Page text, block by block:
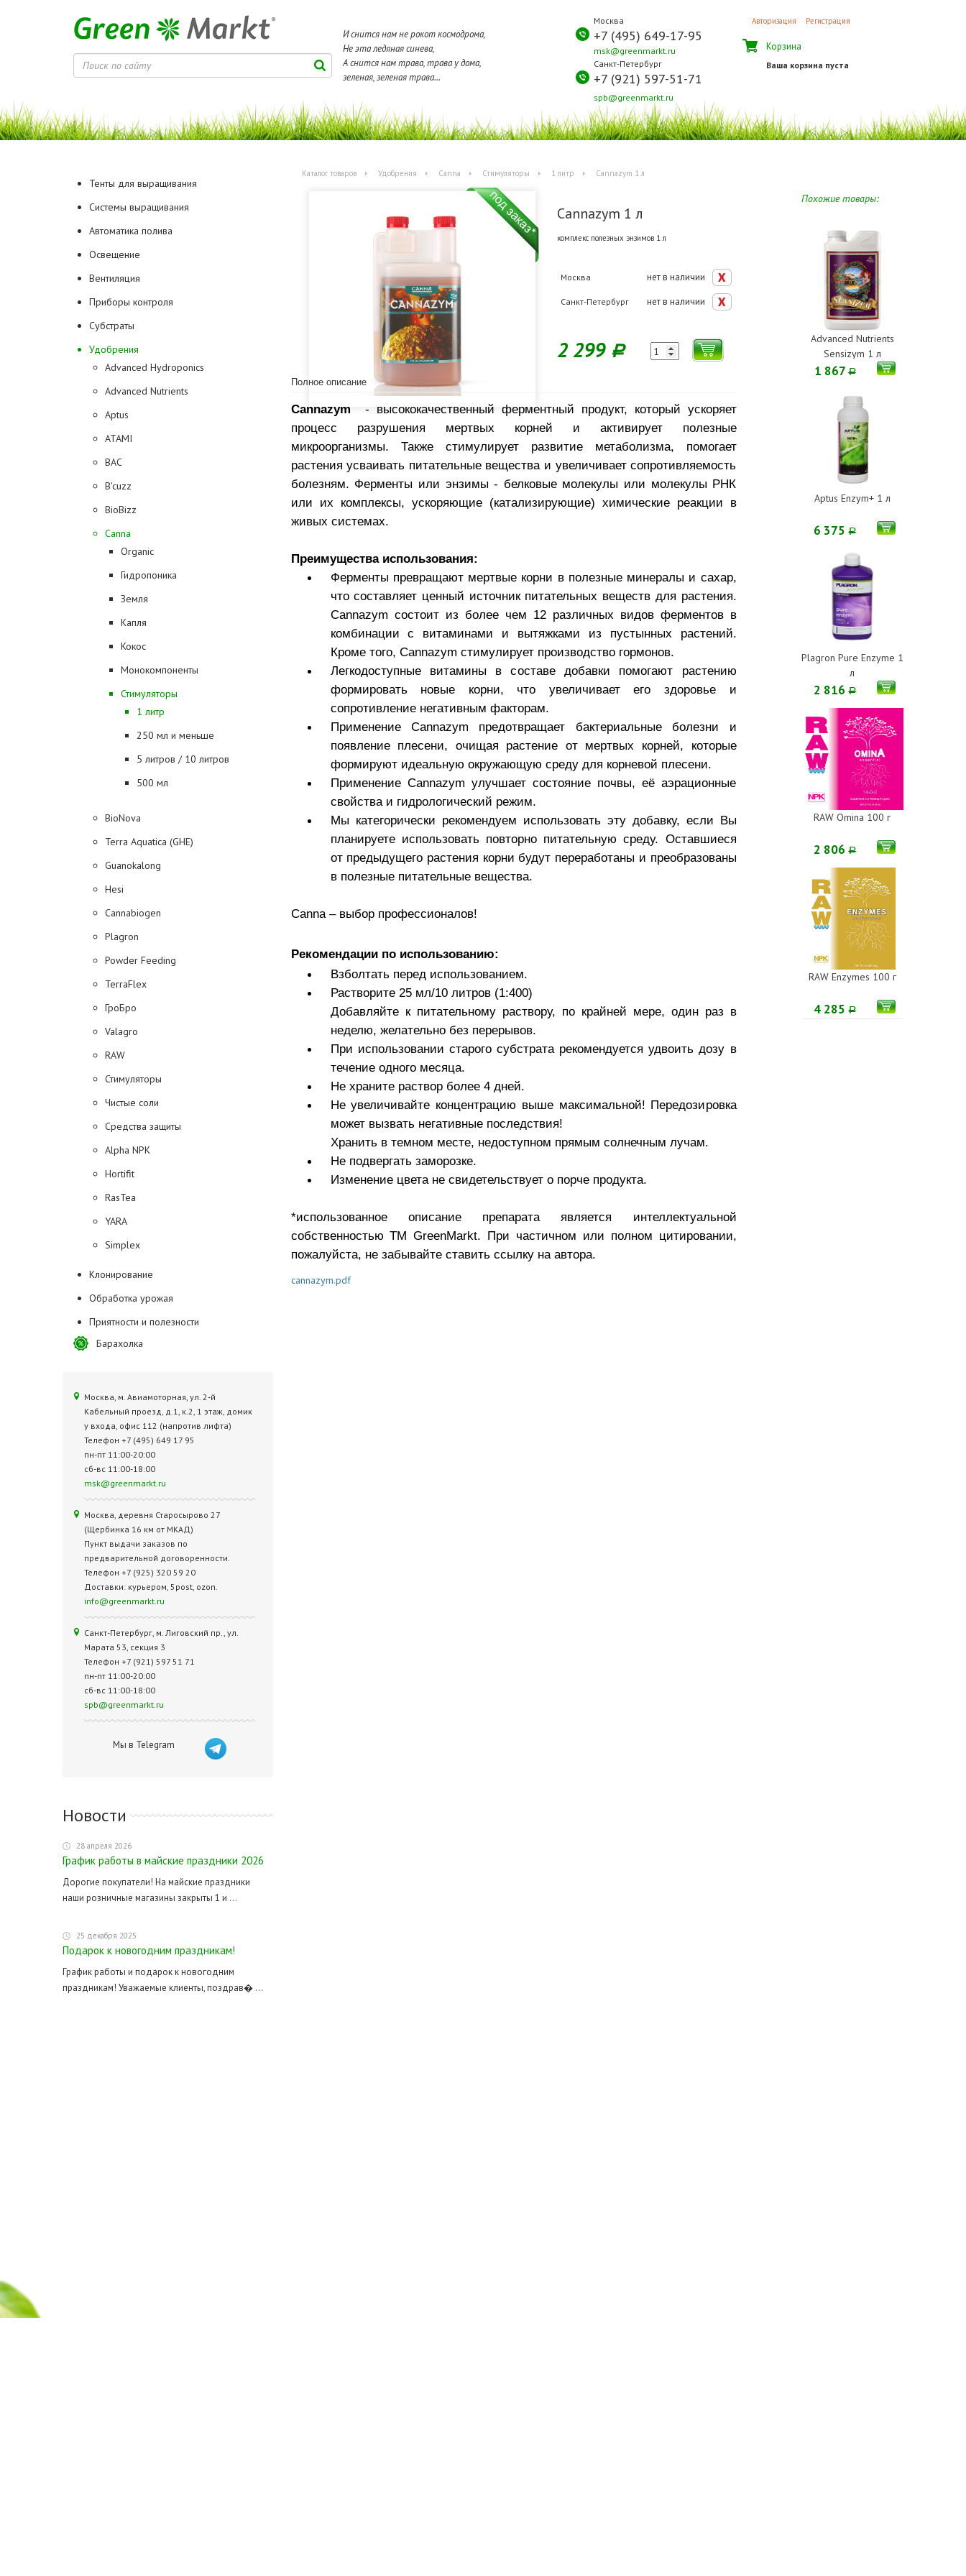
И снится нам не рокот космодрома,
Не эта ледяная синева,
А снится нам трава, трава у дома,
зеленая, зеленая трава...
Москва
+7 (495) 649-17-95
msk@greenmarkt.ru
Санкт-Петербург
+7 (921) 597-51-71
spb@greenmarkt.ru
Авторизация Регистрация
Корзина
Ваша корзина пуста
Тенты для выращивания
Системы выращивания
Автоматика полива
Освещение
Вентиляция
Приборы контроля
Субстраты
Удобрения
Advanced Hydroponics
Advanced Nutrients
Aptus
ATAMI
BAC
B'cuzz
BioBizz
Canna
Organic
Гидропоника
Земля
Капля
Кокос
Монокомпоненты
Стимуляторы
1 литр
250 мл и меньше
5 литров / 10 литров
500 мл
BioNova
Terra Aquatica (GHE)
Guanokalong
Hesi
Cannabiogen
Plagron
Powder Feeding
TerraFlex
ГроБро
Valagro
RAW
Стимуляторы
Чистые соли
Средства защиты
Alpha NPK
Hortifit
RasTea
YARA
Simplex
Клонирование
Обработка урожая
Приятности и полезности
Барахолка
Москва, м. Авиамоторная, ул. 2‑й
Кабельный проезд, д.1, к.2, 1 этаж, домик
у входа, офис 112 (напротив лифта)
Телефон +7 (495) 649 17 95
пн-пт 11:00-20:00
сб-вс 11:00-18:00
msk@greenmarkt.ru
Москва, деревня Старосырово 27
(Щербинка 16 км от МКАД)
Пункт выдачи заказов по
предварительной договоренности.
Телефон +7 (925) 320 59 20
Доставки: курьером, 5post, ozon.
info@greenmarkt.ru
Санкт-Петербург, м. Лиговский пр., ул.
Марата 53, секция 3
Телефон +7 (921) 597 51 71
пн-пт 11:00-20:00
сб-вс 11:00-18:00
spb@greenmarkt.ru
Мы в Telegram
Новости
28 апреля 2026
График работы в майские праздники 2026
Дорогие покупатели! На майские праздники
наши розничные магазины закрыты 1 и ...
25 декабря 2025
Подарок к новогодним праздникам!
График работы и подарок к новогодним
праздникам! Уважаемые клиенты, поздрав� ...
Каталог товаров Удобрения Canna Стимуляторы 1 литр Cannazym 1 л
Cannazym 1 л
комплекс полезных энзимов 1 л
Москва нет в наличии
Санкт-Петербург нет в наличии
2 299 Р
Похожие товары:
Advanced Nutrients
Sensizym 1 л
1 867Р
Aptus Enzym+ 1 л
6 375Р
Plagron Pure Enzyme 1
л
2 816Р
RAW Omina 100 г
2 806Р
RAW Enzymes 100 г
4 285Р
Полное описание
Cannazym - высококачественный ферментный продукт, который ускоряет
процесс разрушения мертвых корней и активирует полезные
микроорганизмы. Также стимулирует развитие метаболизма, помогает
растения усваивать питательные вещества и увеличивает сопротивляемость
болезням. Ферменты или энзимы - белковые молекулы или молекулы РНК
или их комплексы, ускоряющие (катализирующие) химические реакции в
живых системах.
Преимущества использования:
Ферменты превращают мертвые корни в полезные минералы и сахар,
что составляет ценный источник питательных веществ для растения.
Cannazym состоит из более чем 12 различных видов ферментов в
комбинации с витаминами и вытяжками из пустынных растений.
Кроме того, Cannazym стимулирует производство гормонов.
Легкодоступные витамины в составе добавки помогают растению
формировать новые корни, что увеличивает его здоровье и
сопротивление негативным факторам.
Применение Cannazym предотвращает бактериальные болезни и
появление плесени, очищая растение от мертвых корней, которые
формируют идеальную окружающую среду для корневой плесени.
Применение Cannazym улучшает состояние почвы, её аэрационные
свойства и гидрологический режим.
Мы категорически рекомендуем использовать эту добавку, если Вы
планируете использовать повторно питательную среду. Оставшиеся
от предыдущего растения корни будут переработаны и преобразованы
в полезные питательные вещества.
Canna – выбор профессионалов!
Рекомендации по использованию:
Взболтать перед использованием.
Растворите 25 мл/10 литров (1:400)
Добавляйте к питательному раствору, по крайней мере, один раз в
неделю, желательно без перерывов.
При использовании старого субстрата рекомендуется удвоить дозу в
течение одного месяца.
Не храните раствор более 4 дней.
Не увеличивайте концентрацию выше максимальной! Передозировка
может вызвать негативные последствия!
Хранить в темном месте, недоступном прямым солнечным лучам.
Не подвергать заморозке.
Изменение цвета не свидетельствует о порче продукта.
*использованное описание препарата является интеллектуальной
собственностью TM GreenMarkt. При частичном или полном цитировании,
пожалуйста, не забывайте ставить ссылку на автора.
cannazym.pdf